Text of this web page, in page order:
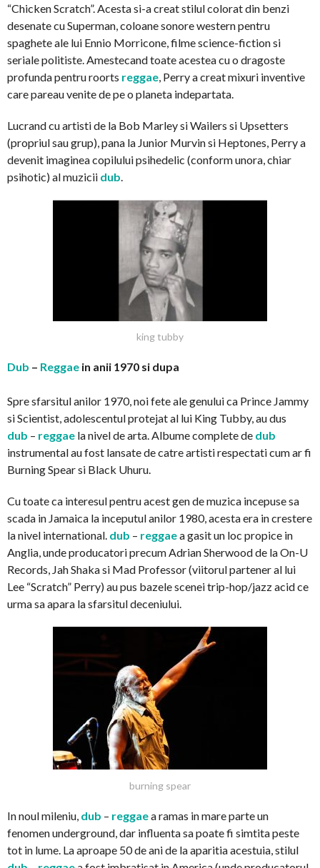
“Chicken Scratch”. Acesta si-a creat stilul colorat din benzi
desenate cu Superman, coloane sonore western pentru
spaghete ale lui Ennio Morricone, filme science-fiction si
seriale politiste. Amestecand toate acestea cu o dragoste
profunda pentru roorts reggae, Perry a creat mixuri inventive
care pareau venite de pe o planeta indepartata.
Lucrand cu artisti de la Bob Marley si Wailers si Upsetters
(propriul sau grup), pana la Junior Murvin si Heptones, Perry a
devenit imaginea copilului psihedelic (conform unora, chiar
psihotic) al muzicii dub.
king tubby
Dub – Reggae in anii 1970 si dupa
Spre sfarsitul anilor 1970, noi fete ale genului ca Prince Jammy
si Scientist, adolescentul protejat al lui King Tubby, au dus
dub – reggae la nivel de arta. Albume complete de dub
instrumental au fost lansate de catre artisti respectati cum ar fi
Burning Spear si Black Uhuru.
Cu toate ca interesul pentru acest gen de muzica incepuse sa
scada in Jamaica la inceputul anilor 1980, acesta era in crestere
la nivel international. dub – reggaea gasit un loc propice in
Anglia, unde producatori precum Adrian Sherwood de la On-U
Records, Jah Shaka si Mad Professor (viitorul partener al lui
Lee “Scratch” Perry) au pus bazele scenei trip-hop/jazz acid ce
urma sa apara la sfarsitul deceniului.
burning spear
In noul mileniu, dub – reggaea ramas in mare parte un
fenomen underground, dar influenta sa poate fi simtita peste
tot in lume. La aproape 50 de ani de la aparitia acestuia, stilul